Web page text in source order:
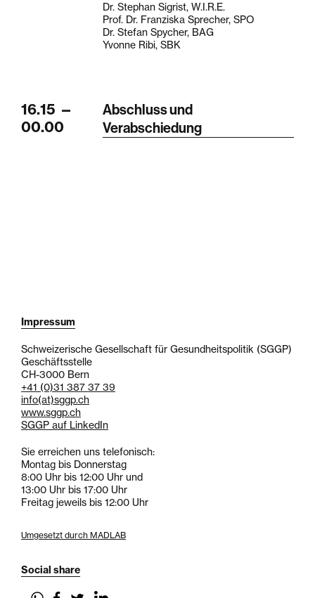
Dr. Stephan Sigrist, W.I.R.E.
Prof. Dr. Franziska Sprecher, SPO
Dr. Stefan Spycher, BAG
Yvonne Ribi, SBK
16.15 —
00.00
Abschluss und
Verabschiedung
Impressum
Schweizerische Gesellschaft für Gesundheitspolitik (SGGP)
Geschäftsstelle
CH-3000 Bern
+41 (0)31 387 37 39
info(at)sggp.ch
www.sggp.ch
SGGP auf LinkedIn
Sie erreichen uns telefonisch:
Montag bis Donnerstag
8:00 Uhr bis 12:00 Uhr und
13:00 Uhr bis 17:00 Uhr
Freitag jeweils bis 12:00 Uhr
Umgesetzt durch MADLAB
Social share